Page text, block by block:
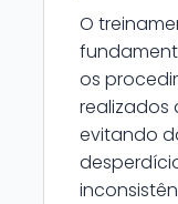
O
os
realizados
evitando